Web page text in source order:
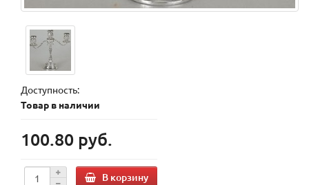
Доступность:
Товар в наличии
100.80 руб.
В корзину